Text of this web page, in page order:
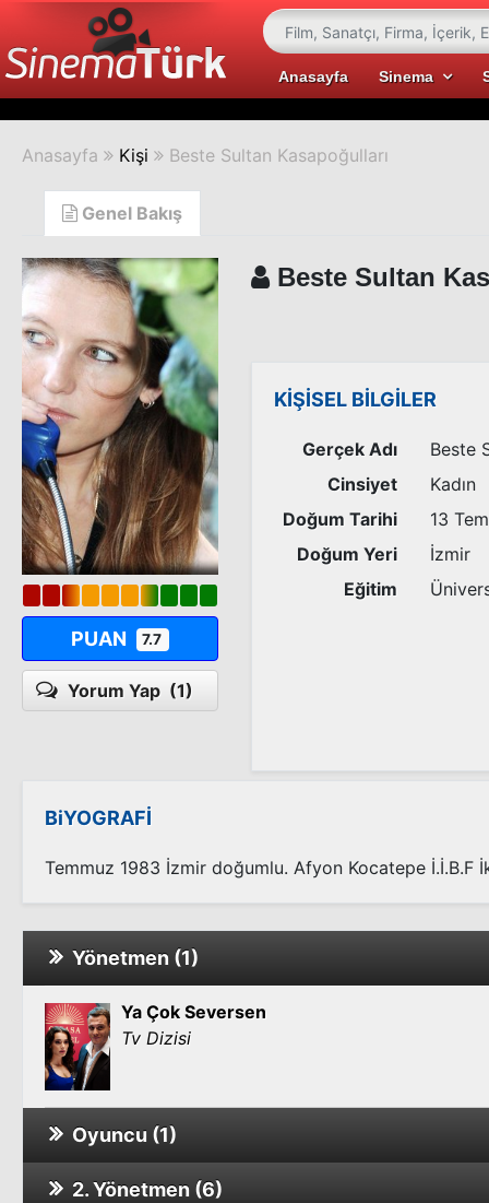
Anasayfa Sinema
Anasayfa Kişi Beste Sultan Kasapoğulları
Genel Bakış
PUAN 7.7
Yorum Yap (1)
Beste Sultan
KİŞİSEL BİLGİLER
Gerçek Adı
Beste
Cinsiyet
Kadın
Doğum Tarihi
13
Doğum Yeri
İzmir
Eğitim
BiYOGRAFİ
Temmuz 1983 İzmir doğumlu. Afyon Kocatepe İ.İ.B.F
Yönetmen (1)
Ya Çok Seversen
Tv Dizisi
Oyuncu (1)
Hayat Devam Ediyor 1. Sezon
2. Yönetmen (6)